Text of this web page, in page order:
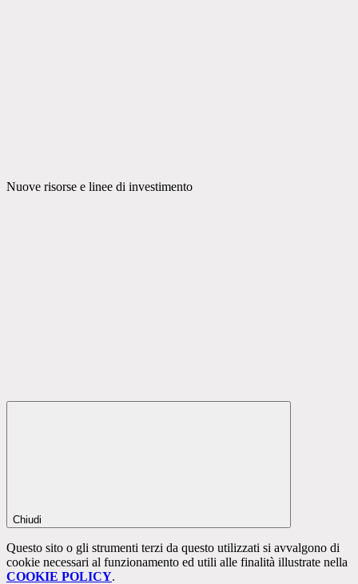
Nuove risorse e linee di investimento
Chiudi
Questo sito o gli strumenti terzi da questo utilizzati si avvalgono di
cookie necessari al funzionamento ed utili alle finalità illustrate nella
COOKIE POLICY.